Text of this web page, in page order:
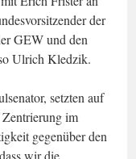
der
GEW und den
Ulrich Kledzik.
setzten auf
im
gegenüber den
wir die